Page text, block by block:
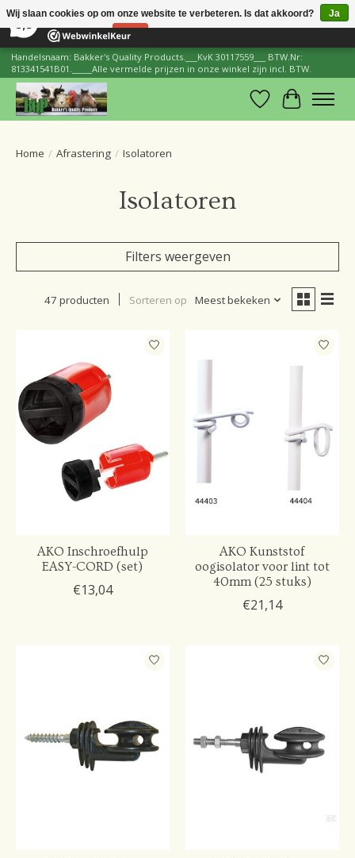
206 Reviews ×
Handelsnaam: Bakker's Quality Products.___KvK 30117559___ BTW.Nr:
813341541B01._____Alle vermelde prijzen in onze winkel zijn incl. BTW.
Verlanglijst
Home / Afrastering / Isolatoren
Isolatoren
Filters weergeven
47 producten Sorteren op Meest bekeken
AKO Inschroefhulp
EASY-CORD (set)
€13,04
AKO Kunststof
oogisolator voor lint tot
40mm (25 stuks)
€21,14
Wij slaan cookies op om onze website te verbeteren. Is dat akkoord?
Ja
Nee